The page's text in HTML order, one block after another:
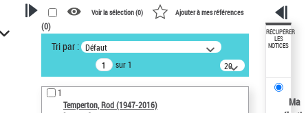
VOTRE RECHERCHE
Recherche avancée dans les
notices d’autorité
Œuvres liées à l'auteur :
Temperton, Rod (1947-2016)
Voir la sélection (0) Ajouter à mes références
(0)
Tri par : Défaut
sur 1
20
résultats/page
1
Temperton, Rod (1947-2016)
RÉCUPÉRER
LES
NOTICES
Ma